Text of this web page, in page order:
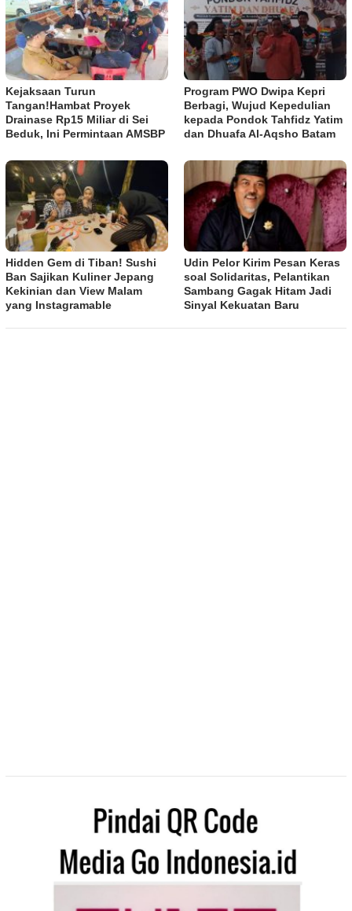
Kejaksaan Turun
Tangan!Hambat Proyek
Drainase Rp15 Miliar di Sei
Beduk, Ini Permintaan AMSBP
Program PWO Dwipa Kepri
Berbagi, Wujud Kepedulian
kepada Pondok Tahfidz Yatim
dan Dhuafa Al-Aqsho Batam
Hidden Gem di Tiban! Sushi
Ban Sajikan Kuliner Jepang
Kekinian dan View Malam
yang Instagramable
Udin Pelor Kirim Pesan Keras
soal Solidaritas, Pelantikan
Sambang Gagak Hitam Jadi
Sinyal Kekuatan Baru